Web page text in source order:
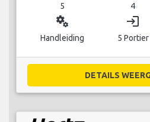
5 4
miscellaneous_services
Handleiding
login
5 Portier
DETAILS